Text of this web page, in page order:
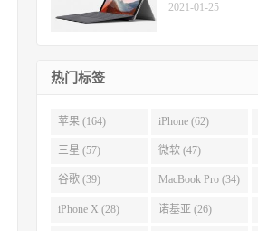
2021-01-25
热门标签
苹果 (164) iPhone (62)
三星 (57) 微软 (47)
谷歌 (39) MacBook Pro (34)
iPhone X (28) 诺基亚 (26)